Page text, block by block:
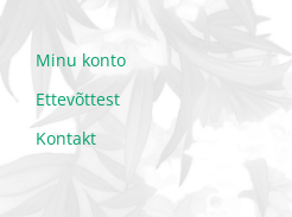
Minu konto
Ettevõttest
Kontakt